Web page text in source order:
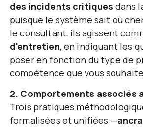
des incidents critiques dans
puisque le système sait où
le consultant, ils agissent
d'entretien, en indiquant les
poser en fonction du type de
compétence que vous
2. Comportements associés
Trois pratiques
formalisées et unifiées —